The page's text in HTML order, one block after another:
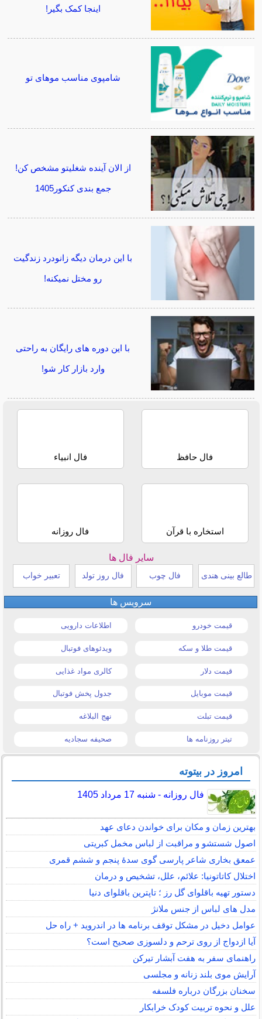
اینجا کمک بگیر!
شامپوی مناسب موهای تو
از الان آینده شغلیتو مشخص کن!
جمع بندی کنکور1405
با این درمان دیگه زانودرد زندگیت
رو مختل نمیکنه!
با این دوره های رایگان به راحتی
وارد بازار کار شو!
فال حافظ فال انبیاء
استخاره با قرآن فال روزانه
سایر فال ها
طالع بینی هندی فال چوب فال روز تولد تعبیر خواب
سرویس ها
قیمت خودرو اطلاعات دارویی
قیمت طلا و سکه ویدئوهای فوتبال
قیمت دلار کالری مواد غذایی
قیمت موبایل جدول پخش فوتبال
قیمت تبلت نهج البلاغه
تیتر روزنامه ها صحیفه سجادیه
امروز در بیتوته
فال روزانه - شنبه 17 مرداد 1405
بهترین زمان و مکان برای خواندن دعای عهد
اصول شستشو و مراقبت از لباس مخمل کبریتی
عمعق بخاری شاعر پارسی گوی سدهٔ پنجم و ششم قمری
اختلال کاتاتونیا: علائم، علل، تشخیص و درمان
دستور تهیه باقلوای گل رز ؛ تاپترین باقلوای دنیا
مدل های لباس از جنس ملانژ
عوامل دخیل در مشکل توقف برنامه ها در اندروید + راه حل
آیا ازدواج از روی ترحم و دلسوزی صحیح است؟
راهنمای سفر به هفت آبشار تیرکن
آرایش موی بلند زنانه و مجلسی
سخنان بزرگان درباره فلسفه
علل و نحوه تربیت کودک خرابکار